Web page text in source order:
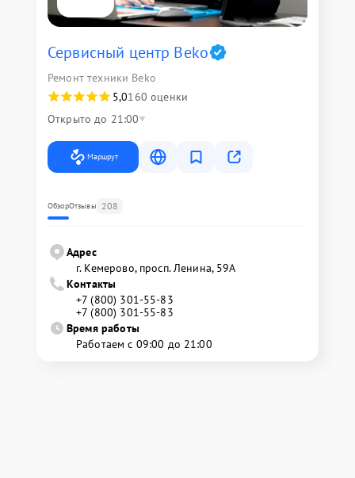
Сервисный центр Beko
Ремонт техники Beko
5,0160 оценки
Открыто до 21:00
Маршрут
ОбзорОтзывы 208
Адрес
г. Кемерово, просп. Ленина, 59А
Контакты
+7 (800) 301-55-83
+7 (800) 301-55-83
Время работы
Работаем с 09:00 до 21:00